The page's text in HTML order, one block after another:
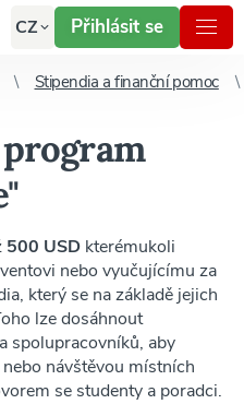
CZ Přihlásit se
Stipendia a finanční pomoc
500 USD kterémukoli
nebo vyučujícímu za
který se na základě jejich
lze dosáhnout
spolupracovníků, aby
návštěvou místních
se studenty a poradci.